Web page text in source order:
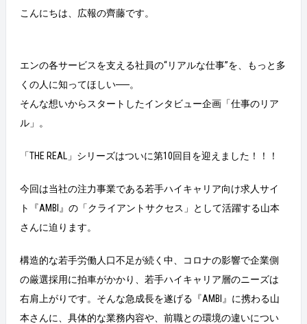
こんにちは、広報の齊藤です。
エンの各サービスを支える社員の“リアルな仕事”を、もっと多
くの人に知ってほしい──。
そんな想いからスタートしたインタビュー企画「仕事のリア
ル」。
「THE REAL」シリーズはついに第10回目を迎えました！！！
今回は当社の注力事業である若手ハイキャリア向け求人サイ
ト『AMBI』の「クライアントサクセス」として活躍する山本
さんに迫ります。
構造的な若手労働人口不足が続く中、コロナの影響で企業側
の厳選採用に拍車がかかり、若手ハイキャリア層のニーズは
右肩上がりです。そんな急成長を遂げる『AMBI』に携わる山
本さんに、具体的な業務内容や、前職との環境の違いについ